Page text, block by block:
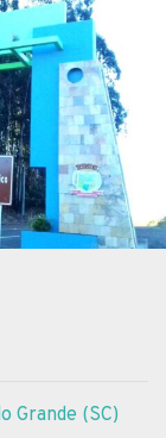
Grande (SC)